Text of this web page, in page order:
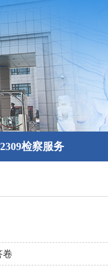
检察服务
卷